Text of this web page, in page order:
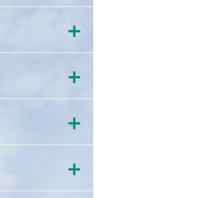
＋
＋
＋
＋